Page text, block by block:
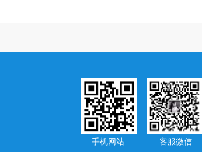
手机网站 客服微信